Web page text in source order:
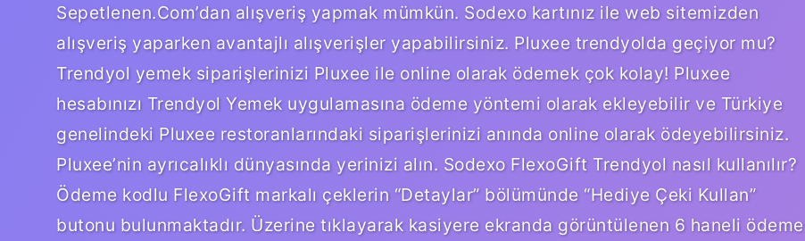
Sepetlenen.Com’dan alışveriş yapmak mümkün. Sodexo kartınız ile web sitemizden
alışveriş yaparken avantajlı alışverişler yapabilirsiniz. Pluxee trendyolda geçiyor mu?
Trendyol yemek siparişlerinizi Pluxee ile online olarak ödemek çok kolay! Pluxee
hesabınızı Trendyol Yemek uygulamasına ödeme yöntemi olarak ekleyebilir ve Türkiye
genelindeki Pluxee restoranlarındaki siparişlerinizi anında online olarak ödeyebilirsiniz.
Pluxee’nin ayrıcalıklı dünyasında yerinizi alın. Sodexo FlexoGift Trendyol nasıl kullanılır?
Ödeme kodlu FlexoGift markalı çeklerin “Detaylar” bölümünde “Hediye Çeki Kullan”
butonu bulunmaktadır. Üzerine tıklayarak kasiyere ekranda görüntülenen 6 haneli ödeme